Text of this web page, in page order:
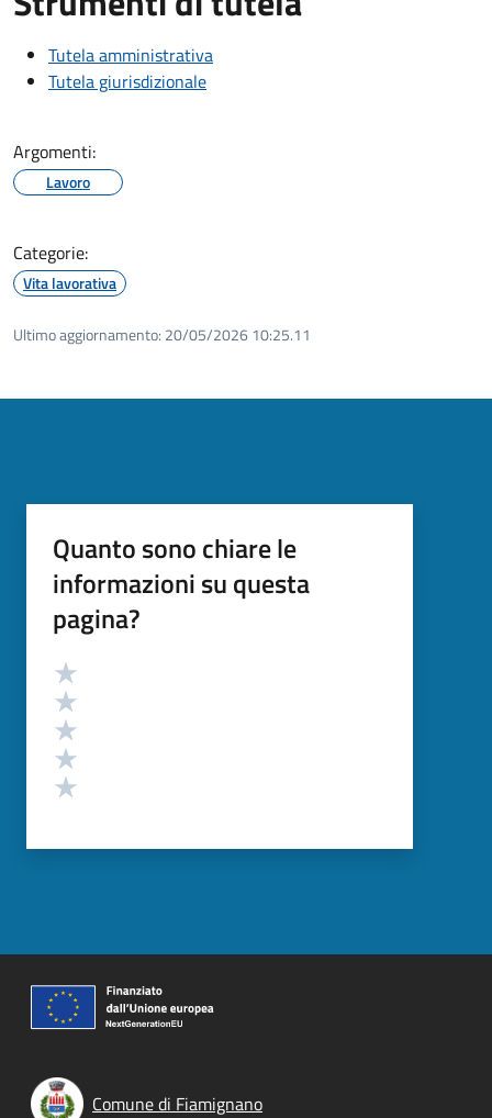
Tutela amministrativa
Tutela giurisdizionale
Argomenti:
Lavoro
Categorie:
Vita lavorativa
Ultimo aggiornamento: 20/05/2026 10:25.11
Quanto sono chiare le
informazioni su questa
pagina?
Valutazione
Comune di Fiamignano